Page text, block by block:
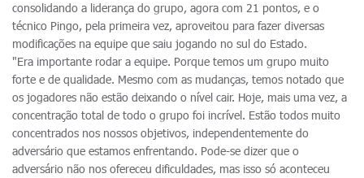
consolidando a liderança do grupo, agora com 21 pontos, e o
técnico Pingo, pela primeira vez, aproveitou para fazer diversas
modificações na equipe que saiu jogando no sul do Estado.
"Era importante rodar a equipe. Porque temos um grupo muito
forte e de qualidade. Mesmo com as mudanças, temos notado que
os jogadores não estão deixando o nível cair. Hoje, mais uma vez, a
concentração total de todo o grupo foi incrível. Estão todos muito
concentrados nos nossos objetivos, independentemente do
adversário que estamos enfrentando. Pode-se dizer que o
adversário não nos ofereceu dificuldades, mas isso só aconteceu